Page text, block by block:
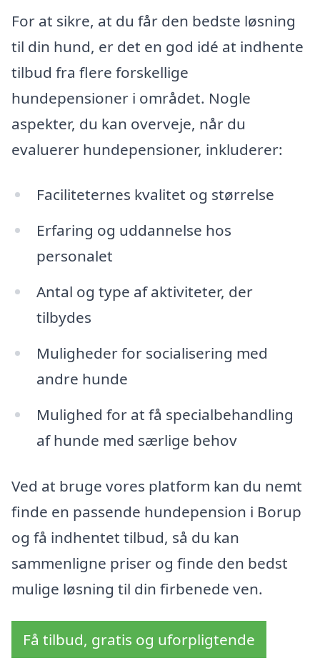
For at sikre, at du får den bedste løsning
til din hund, er det en god idé at indhente
tilbud fra flere forskellige
hundepensioner i området. Nogle
aspekter, du kan overveje, når du
evaluerer hundepensioner, inkluderer:
Faciliteternes kvalitet og størrelse
Erfaring og uddannelse hos
personalet
Antal og type af aktiviteter, der
tilbydes
Muligheder for socialisering med
andre hunde
Mulighed for at få specialbehandling
af hunde med særlige behov
Ved at bruge vores platform kan du nemt
finde en passende hundepension i Borup
og få indhentet tilbud, så du kan
sammenligne priser og finde den bedst
mulige løsning til din firbenede ven.
Få tilbud, gratis og uforpligtende